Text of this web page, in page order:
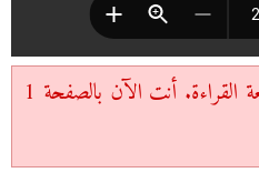
اضغط على الصفحة التالية لمتابعة القراءة. أنت الآن بالصفحة 1